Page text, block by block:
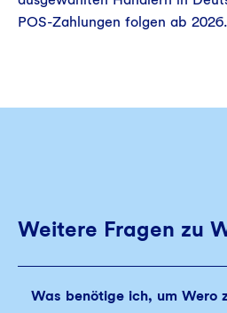
POS‑Zahlungen folgen ab 2026.
Weitere Fragen zu
Was benötige ich, um Wero